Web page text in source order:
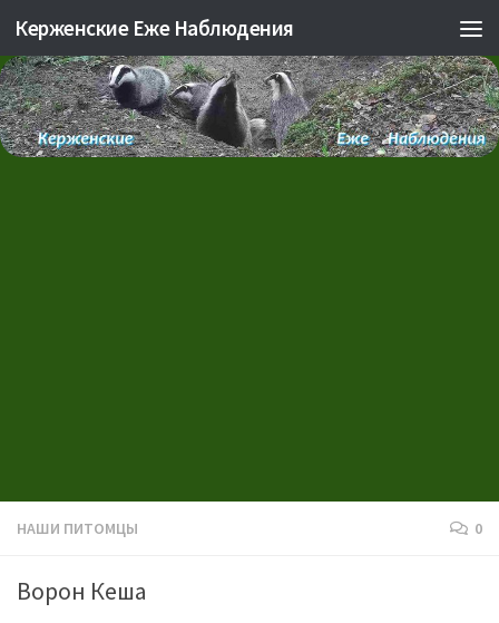
Skip to content
Керженские Еже Наблюдения
НАШИ ПИТОМЦЫ 0
Ворон Кеша